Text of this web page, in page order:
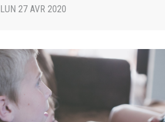
LUN 27 AVR 2020